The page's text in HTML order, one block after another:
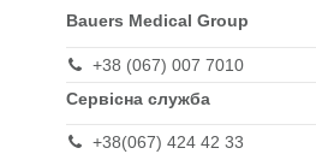
Bauers Medical Group
+38 (067) 007 7010
Сервісна служба
+38(067) 424 42 33